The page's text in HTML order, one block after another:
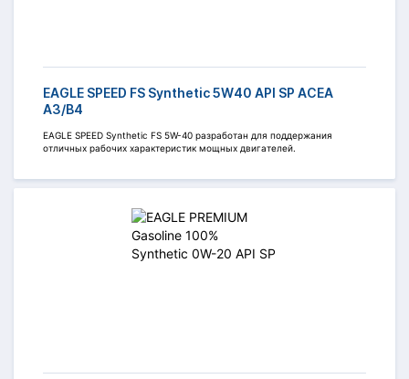
EAGLE SPEED FS Synthetic 5W40 API SP ACEA
A3/B4
EAGLE SPEED Synthetic FS 5W-40 разработан для поддержания
отличных рабочих характеристик мощных двигателей.